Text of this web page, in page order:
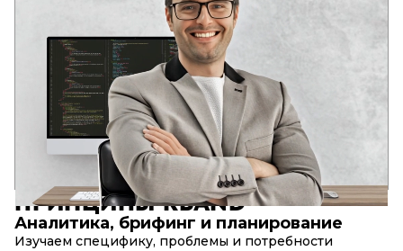
ПРИНЦИПЫRBAND
Аналитика, брифинг и планирование
Изучаем специфику, проблемы и потребности
17+
лет в разработке
90+
успешных web-проектов
10+
сложных web-сервисов
Два профильных образования в области разработки
программного обеспечения
В юном возрасте оценил потенциал информационных
технологий: глобализацию и глубину интеграции IT-
решений в социальные структуры современного общества.
Опыт в различных IT областях с 2006 года. Аналитическое
системное мышление. Компетенции для решения задача
бизнеса, DevOps, Full stack, SEO.